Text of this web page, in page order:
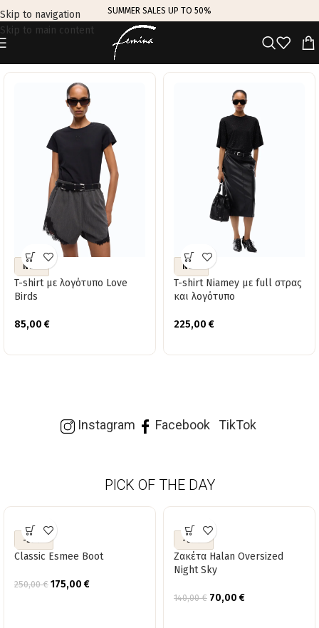
Skip to navigation
Skip to main content
SUMMER SALES UP TO 50%
TRENDING THIS WEEK
NEW
T-shirt με λογότυπο Love
Birds
85,00 €
NEW
T-shirt Niamey με full στρας
και λογότυπο
225,00 €
Instagram Facebook TikTok
PICK OF THE DAY
-30%
Classic Esmee Boot
250,00€ 175,00 €
-50%
Ζακέτα Halan Oversized
Night Sky
140,00€ 70,00 €